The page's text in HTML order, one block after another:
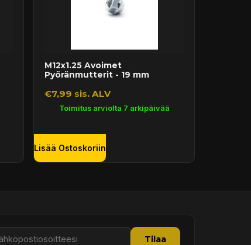
M12x1.25 Avoimet
Pyöränmutterit - 19 mm
€7,99 sis. ALV
Toimitus arviolta 7 arkipäivää
Lisää Ostoskoriin
Tilaa